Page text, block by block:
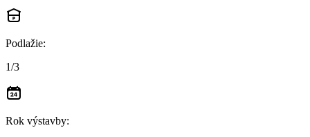
Podlažie:
1/3
Rok výstavby: